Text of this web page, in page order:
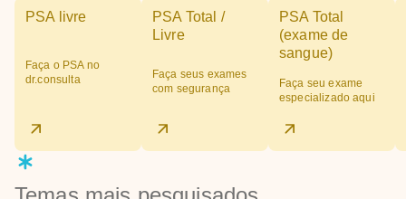
PSA livre
Faça o PSA no
dr.consulta
PSA Total /
Livre
Faça seus exames
com segurança
PSA Total
(exame de
sangue)
Faça seu exame
especializado aqui